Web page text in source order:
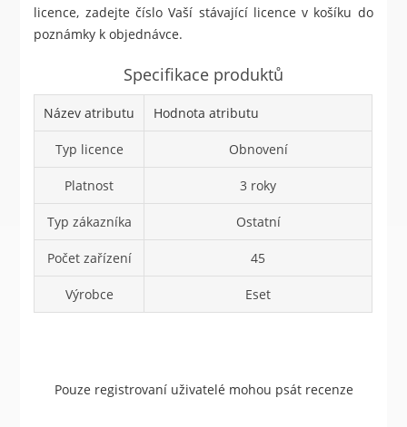
licence, zadejte číslo Vaší stávající licence v košíku do
poznámky k objednávce.
Specifikace produktů
Název atributu Hodnota atributu
Typ licence Obnovení
Platnost 3 roky
Typ zákazníka Ostatní
Počet zařízení 45
Výrobce Eset
Pouze registrovaní uživatelé mohou psát recenze